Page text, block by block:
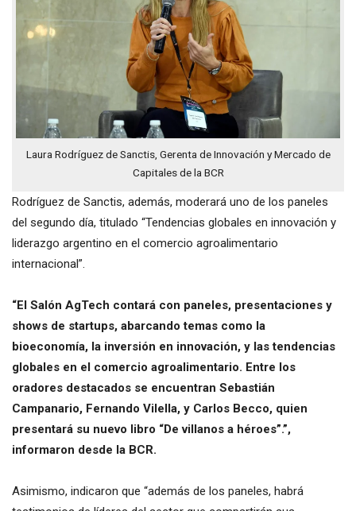
Laura Rodríguez de Sanctis, Gerenta de Innovación y Mercado de
Capitales de la BCR
Rodríguez de Sanctis, además, moderará uno de los paneles
del segundo día, titulado “Tendencias globales en innovación y
liderazgo argentino en el comercio agroalimentario
internacional”.
“El Salón AgTech contará con paneles, presentaciones y
shows de startups, abarcando temas como la
bioeconomía, la inversión en innovación, y las tendencias
globales en el comercio agroalimentario. Entre los
oradores destacados se encuentran Sebastián
Campanario, Fernando Vilella, y Carlos Becco, quien
presentará su nuevo libro “De villanos a héroes”.”,
informaron desde la BCR.
Asimismo, indicaron que “además de los paneles, habrá